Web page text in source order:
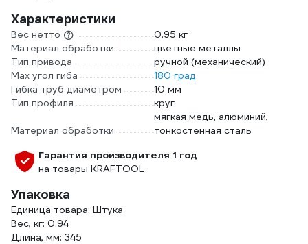
Характеристики
Вес нетто
0.95 кг
Материал обработки
цветные металлы
Тип привода
ручной (механический)
Мах угол гиба
180 град
Гибка труб диаметром
10 мм
Тип профиля
круг
Материал обработки
мягкая медь, алюминий,
тонкостенная сталь
Гарантия производителя 1 год
на товары KRAFTOOL
Упаковка
Единица товара: Штука
Вес, кг: 0.94
Длина, мм: 345